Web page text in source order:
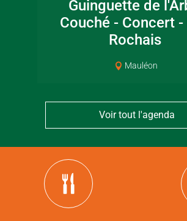
Guinguette de
Couché - Concert -
Rochais
Mauléon
Voir tout l'agenda